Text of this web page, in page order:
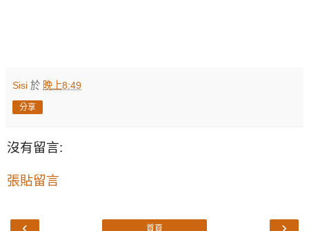
Sisi 於 晚上8:49
分享
沒有留言:
張貼留言
‹ ›
首頁